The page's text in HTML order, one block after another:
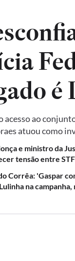
ao
atuou como
e ministro da
tensão entre
Corrêa: 'Gaspar
na